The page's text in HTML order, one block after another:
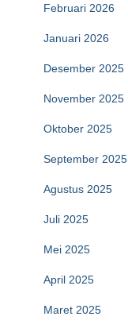
Februari 2026
Januari 2026
Desember 2025
November 2025
Oktober 2025
September 2025
Agustus 2025
Juli 2025
Mei 2025
April 2025
Maret 2025